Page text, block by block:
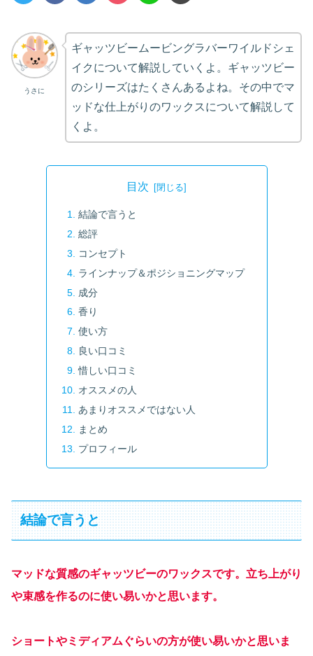
うさに
ギャッツビームービングラバーワイルドシェ
イクについて解説していくよ。ギャッツビー
のシリーズはたくさんあるよね。その中でマ
ッドな仕上がりのワックスについて解説して
くよ。
目次
結論で言うと
総評
コンセプト
ラインナップ＆ポジショニングマップ
成分
香り
使い方
良い口コミ
惜しい口コミ
オススメの人
あまりオススメではない人
まとめ
プロフィール
結論で言うと
マッドな質感のギャッツビーのワックスです。立ち上がり
や束感を作るのに使い易いかと思います。
ショートやミディアムぐらいの方が使い易いかと思いま